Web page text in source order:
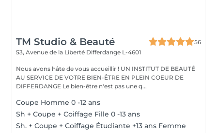
TM Studio & Beauté
56
53, Avenue de la Liberté Differdange L-4601
Nous avons hâte de vous accueillir ! UN INSTITUT DE BEAUTÉ
AU SERVICE DE VOTRE BIEN-ÊTRE EN PLEIN COEUR DE
DIFFERDANGE Le bien-être n'est pas une q...
Coupe Homme 0 -12 ans
Sh + Coupe + Coiffage Fille 0 -13 ans
Sh. + Coupe + Coiffage Étudiante +13 ans Femme